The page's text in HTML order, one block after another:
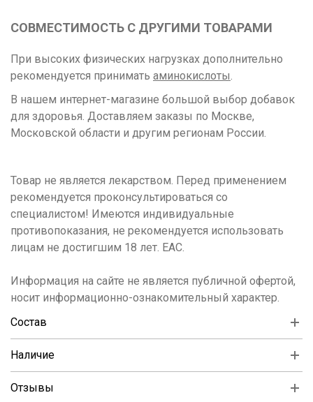
СОВМЕСТИМОСТЬ С ДРУГИМИ ТОВАРАМИ
При высоких физических нагрузках дополнительно
рекомендуется принимать аминокислоты.
В нашем интернет-магазине большой выбор добавок
для здоровья. Доставляем заказы по Москве,
Московской области и другим регионам России.
Товар не является лекарством. Перед применением
рекомендуется проконсультироваться со
специалистом! Имеются индивидуальные
противопоказания, не рекомендуется использовать
лицам не достигшим 18 лет. ЕАС.
Информация на сайте не является публичной офертой,
носит информационно-ознакомительный характер.
Состав
Наличие
Отзывы